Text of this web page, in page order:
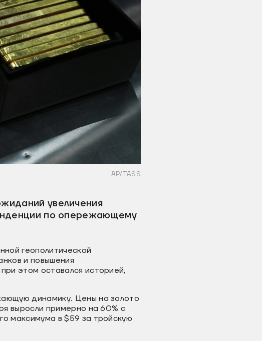
AP/TASS
увеличения
по опережающему
геополитической
и повышения
этом оставался историей,
динамику. Цены на золото
выросли примерно на 60% с
максимума в $59 за тройскую